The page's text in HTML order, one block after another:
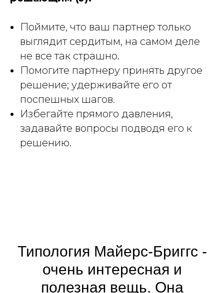
Поймите, что ваш партнер только
выглядит сердитым, на самом деле
не все так страшно.
Помогите партнеру принять другое
решение; удерживайте его от
поспешных шагов.
Избегайте прямого давления,
задавайте вопросы подводя его к
решению.
Типология Майерс-Бриггс -
очень интересная и
полезная вещь. Она